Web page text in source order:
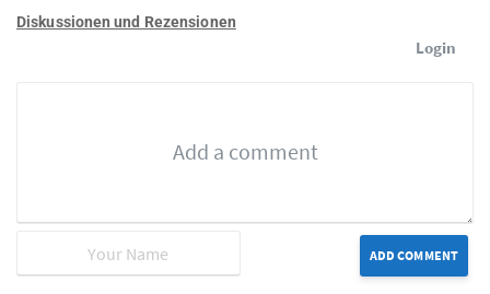
Diskussionen und Rezensionen
Login
ADD COMMENT